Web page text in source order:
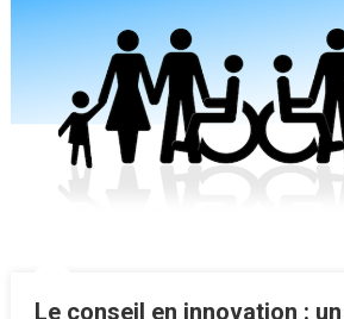
Le conseil en innovation :